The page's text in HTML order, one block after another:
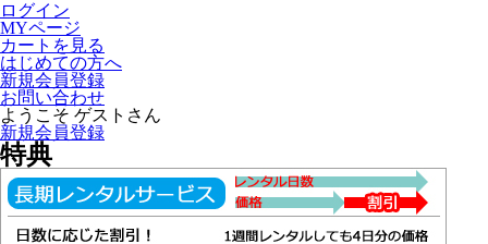
ログイン
MYページ
カートを見る
はじめての方へ
新規会員登録
お問い合わせ
ようこそ ゲストさん
新規会員登録
特典